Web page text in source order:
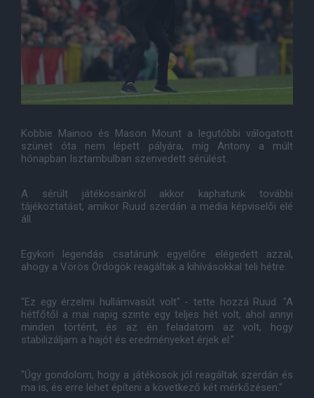
Kobbie Mainoo és Mason Mount a legutóbbi válogatott
szünet óta nem lépett pályára, míg Antony a múlt
hónapban Isztambulban szenvedett sérülést.
A sérült játékosainkról akkor kaphatunk további
tájékoztatást, amikor Ruud szerdán a média képviselői elé
áll.
Egykori legendás csatárunk egyelőre elégedett azzal,
ahogy a Vörös Ördögök reagáltak a kihívásokkal teli hétre.
"Ez egy érzelmi hullámvasút volt" - tette hozzá Ruud. "A
hétfőtől a mai napig szinte egy teljes hét volt, ahol annyi
minden történt, és az én feladatom az volt, hogy
stabilizáljam a hajót és eredményeket érjek el."
"Úgy gondolom, hogy a játékosok jól reagáltak szerdán és
ma is, és erre lehet építeni a következő két mérkőzésen."